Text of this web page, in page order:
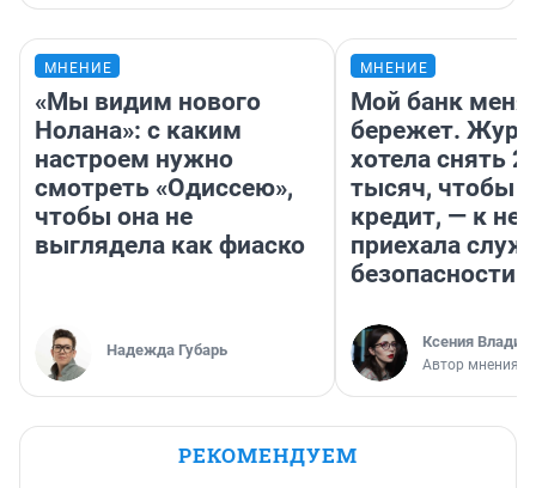
МНЕНИЕ
«Мы видим нового
Нолана»: с каким
настроем нужно
смотреть «Одиссею»,
чтобы она не
выглядела как фиаско
Надежда Губарь
МНЕНИЕ
Мой банк меня
бережет.
хотела снять
тысяч, чтобы
кредит, — к
приехала
безопасности
Ксения
Автор мнения
РЕКОМЕНДУЕМ